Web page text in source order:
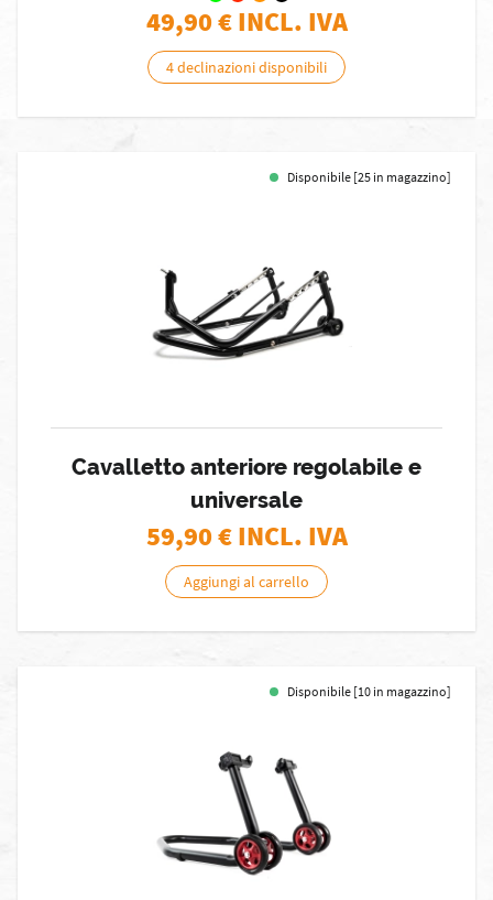
49,90€ INCL. IVA
4 declinazioni disponibili
Disponibile [25 in magazzino]
Cavalletto anteriore regolabile e
universale
59,90€ INCL. IVA
Aggiungi al carrello
Disponibile [10 in magazzino]